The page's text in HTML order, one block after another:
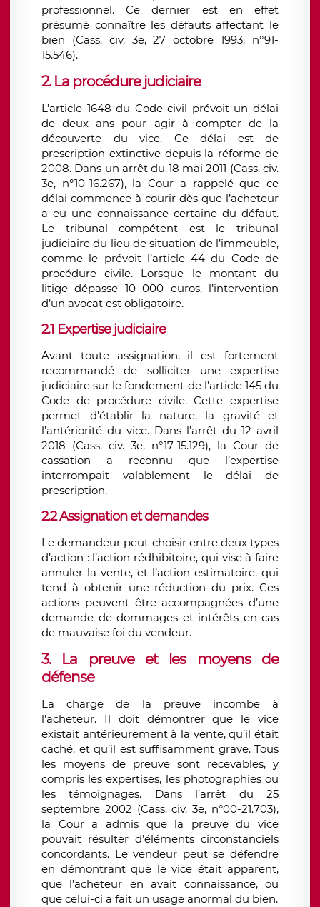
professionnel. Ce dernier est en effet
présumé connaître les défauts affectant le
bien (Cass. civ. 3e, 27 octobre 1993, n°91-
15.546).
2. La procédure judiciaire
L’article 1648 du Code civil prévoit un délai
de deux ans pour agir à compter de la
découverte du vice. Ce délai est de
prescription extinctive depuis la réforme de
2008. Dans un arrêt du 18 mai 2011 (Cass. civ.
3e, n°10-16.267), la Cour a rappelé que ce
délai commence à courir dès que l’acheteur
a eu une connaissance certaine du défaut.
Le tribunal compétent est le tribunal
judiciaire du lieu de situation de l’immeuble,
comme le prévoit l’article 44 du Code de
procédure civile. Lorsque le montant du
litige dépasse 10 000 euros, l’intervention
d’un avocat est obligatoire.
2.1 Expertise judiciaire
Avant toute assignation, il est fortement
recommandé de solliciter une expertise
judiciaire sur le fondement de l’article 145 du
Code de procédure civile. Cette expertise
permet d’établir la nature, la gravité et
l’antériorité du vice. Dans l’arrêt du 12 avril
2018 (Cass. civ. 3e, n°17-15.129), la Cour de
cassation a reconnu que l’expertise
interrompait valablement le délai de
prescription.
2.2 Assignation et demandes
Le demandeur peut choisir entre deux types
d’action : l’action rédhibitoire, qui vise à faire
annuler la vente, et l’action estimatoire, qui
tend à obtenir une réduction du prix. Ces
actions peuvent être accompagnées d’une
demande de dommages et intérêts en cas
de mauvaise foi du vendeur.
3. La preuve et les moyens de
défense
La charge de la preuve incombe à
l’acheteur. Il doit démontrer que le vice
existait antérieurement à la vente, qu’il était
caché, et qu’il est suffisamment grave. Tous
les moyens de preuve sont recevables, y
compris les expertises, les photographies ou
les témoignages. Dans l’arrêt du 25
septembre 2002 (Cass. civ. 3e, n°00-21.703),
la Cour a admis que la preuve du vice
pouvait résulter d’éléments circonstanciels
concordants. Le vendeur peut se défendre
en démontrant que le vice était apparent,
que l’acheteur en avait connaissance, ou
que celui-ci a fait un usage anormal du bien.